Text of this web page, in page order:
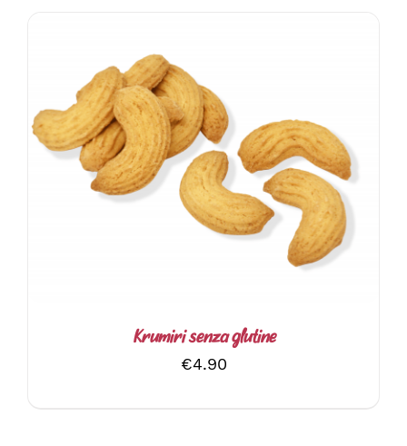
AGGIUNGI AL CARRELLO / DETTAGLI
Krumiri senza glutine
€4.90